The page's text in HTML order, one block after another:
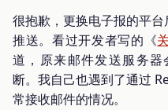
很抱歉，更换电子报的平
推送。看过开发者写的《
道，原来邮件发送服务
断。我自己也遇到了通过
常接收邮件的情况。